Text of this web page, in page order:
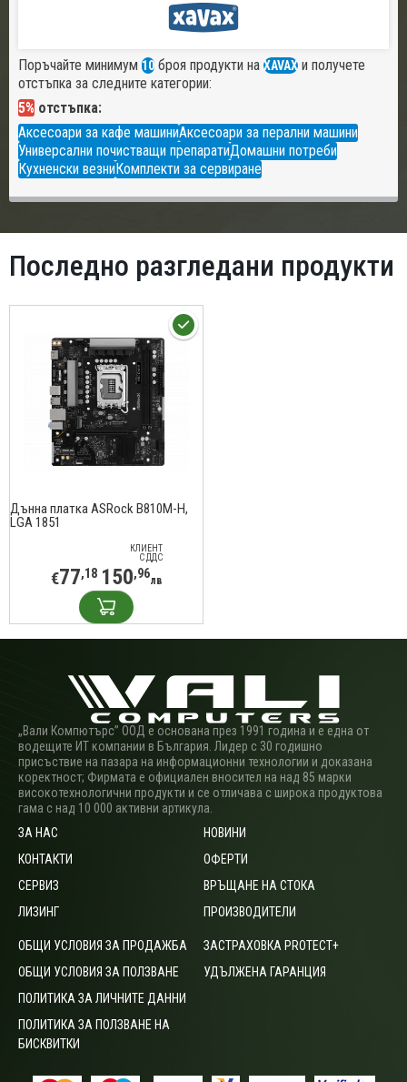
Поръчайте минимум 10 броя продукти на XAVAX и получете
отстъпка за следните категории:
5% отстъпка:
Аксесоари за кафе машиниАксесоари за перални машини
Универсални почистващи препаратиДомашни потреби
Кухненски везниКомплекти за сервиране
Последно разгледани продукти
Дънна платка ASRock B810M-H,
LGA 1851
КЛИЕНТ
С ДДС
€77,18 150,96лв
„Вали Компютърс” ООД е основана през 1991 година и е една от
водещите ИТ компании в България. Лидер с 30 годишно
присъствие на пазара на информационни технологии и доказана
коректност; Фирмата е официален вносител на над 85 марки
високотехнологични продукти и се отличава с широка продуктова
гама с над 10 000 активни артикула.
ЗА НАС
КОНТАКТИ
СЕРВИЗ
ЛИЗИНГ
НОВИНИ
ОФЕРТИ
ВРЪЩАНЕ НА СТОКА
ПРОИЗВОДИТЕЛИ
ОБЩИ УСЛОВИЯ ЗА ПРОДАЖБА
ОБЩИ УСЛОВИЯ ЗА ПОЛЗВАНЕ
ПОЛИТИКА ЗА ЛИЧНИТЕ ДАННИ
ПОЛИТИКА ЗА ПОЛЗВАНЕ НА
БИСКВИТКИ
ЗАСТРАХОВКА PROTECT+
УДЪЛЖЕНА ГАРАНЦИЯ